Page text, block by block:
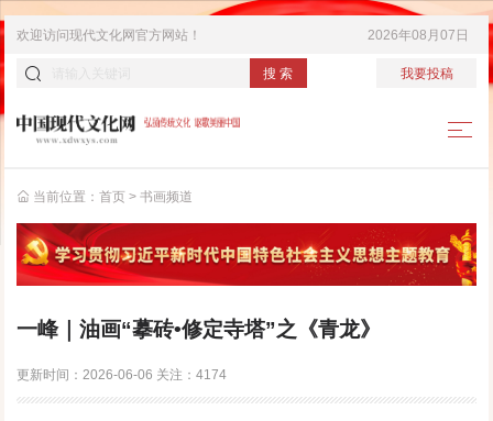
欢迎访问现代文化网官方网站！ 2026年08月07日
搜 索 我要投稿
当前位置：首页 >书画频道
一峰｜油画“摹砖•修定寺塔”之《青龙》
更新时间： 2026-06-06 关注： 4174